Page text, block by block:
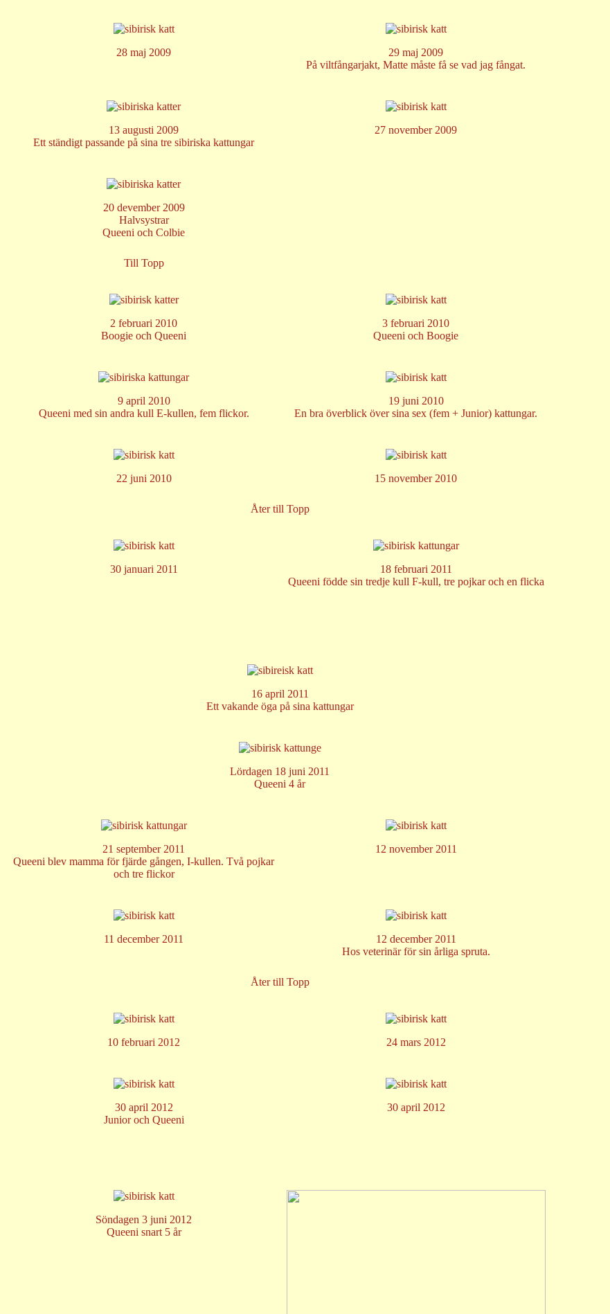
28 maj 2009
29 maj 2009
På viltfångarjakt, Matte måste få se vad jag fångat.
13 augusti 2009
Ett ständigt passande på sina tre sibiriska kattungar
27 november 2009
20 devember 2009
Halvsystrar
Queeni och Colbie
Till Topp
2 februari 2010
Boogie och Queeni
3 februari 2010
Queeni och Boogie
9 april 2010
Queeni med sin andra kull E-kullen, fem flickor.
19 juni 2010
En bra överblick över sina sex (fem + Junior) kattungar.
22 juni 2010 15 november 2010
Åter till Topp
30 januari 2011
18 februari 2011
Queeni födde sin tredje kull F-kull, tre pojkar och en flicka
16 april 2011
Ett vakande öga på sina kattungar
Lördagen 18 juni 2011
Queeni 4 år
21 september 2011
Queeni blev mamma för fjärde gången, I-kullen. Två pojkar
och tre flickor
12 november 2011
11 december 2011
12 december 2011
Hos veterinär för sin årliga spruta.
Åter till Topp
10 februari 2012 24 mars 2012
30 april 2012
Junior och Queeni
30 april 2012
Söndagen 3 juni 2012
Queeni snart 5 år